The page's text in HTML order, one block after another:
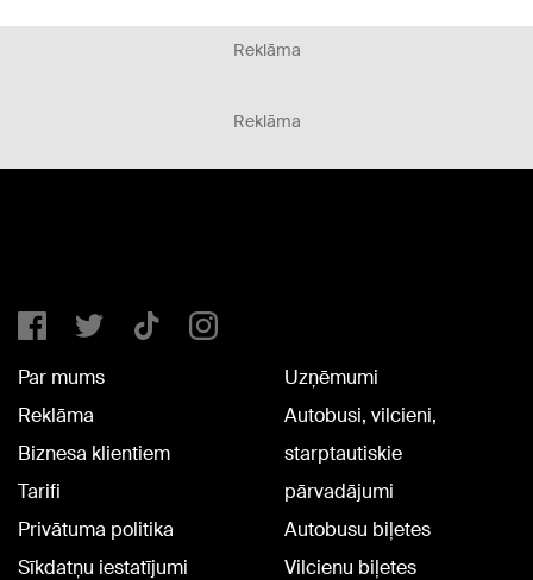
Reklāma
Reklāma
Par mums
Reklāma
Biznesa klientiem
Tarifi
Privātuma politika
Sīkdatņu iestatījumi
Uzņēmumi
Autobusi, vilcieni,
starptautiskie
pārvadājumi
Autobusu biļetes
Vilcienu biļetes